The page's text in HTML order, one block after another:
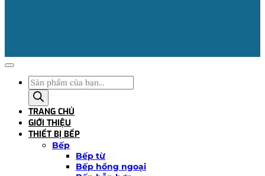
Tìm
kiếm
sản
phẩm
TRANG CHỦ
GIỚI THIỆU
THIẾT BỊ BẾP
Bếp
Bếp từ
Bếp hồng ngoại